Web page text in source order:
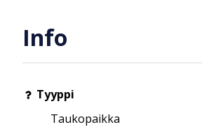
Info
Tyyppi
Taukopaikka